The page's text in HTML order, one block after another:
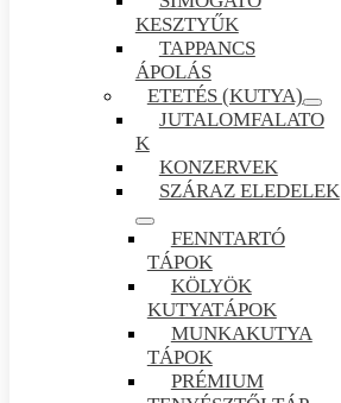
KESZTYŰK
TAPPANCS
ÁPOLÁS
ETETÉS (KUTYA)
JUTALOMFALATO
K
KONZERVEK
SZÁRAZ ELEDELEK
FENNTARTÓ
TÁPOK
KÖLYÖK
KUTYATÁPOK
MUNKAKUTYA
TÁPOK
PRÉMIUM